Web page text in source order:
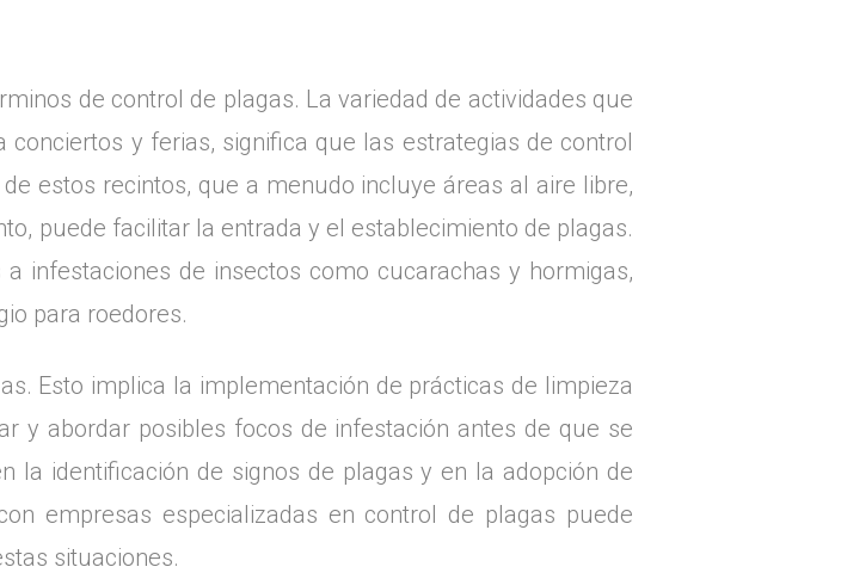
de control de plagas. La variedad de actividades que
y ferias, significa que las estrategias de control
estos recintos, que a menudo incluye áreas al aire libre,
puede facilitar la entrada y el establecimiento de plagas.
infestaciones de insectos como cucarachas y hormigas,
para roedores.
Esto implica la implementación de prácticas de limpieza
y abordar posibles focos de infestación antes de que se
la identificación de signos de plagas y en la adopción de
empresas especializadas en control de plagas puede
situaciones.